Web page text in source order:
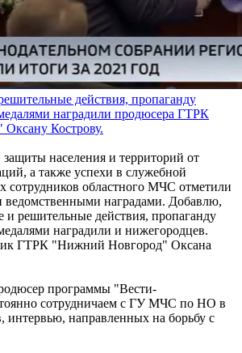
действия, пропаганду
наградили продюсера ГТРК
Кострову.
защиты населения и территорий от
а также успехи в служебной
сотрудников областного МЧС отметили
ведомственными наградами. Добавлю,
и решительные действия, пропаганду
наградили и нижегородцев.
ГТРК "Нижний Новгород" Оксана
программы "Вести-
сотрудничаем с ГУ МЧС по НО в
интервью, направленных на борьбу с